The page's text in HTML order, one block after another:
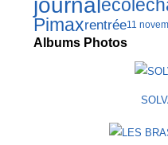
école
Pimaxrentrée11
Albums Photos